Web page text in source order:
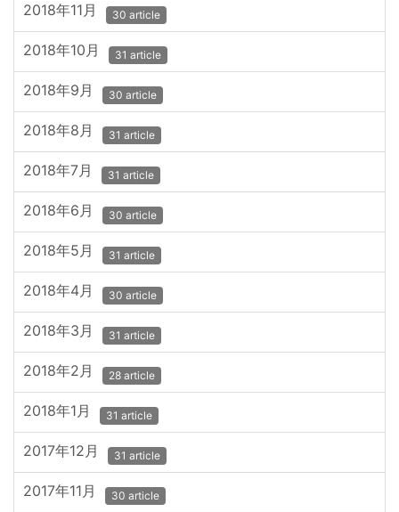
2018年11月 30 article
2018年10月 31 article
2018年9月 30 article
2018年8月 31 article
2018年7月 31 article
2018年6月 30 article
2018年5月 31 article
2018年4月 30 article
2018年3月 31 article
2018年2月 28 article
2018年1月 31 article
2017年12月 31 article
2017年11月 30 article